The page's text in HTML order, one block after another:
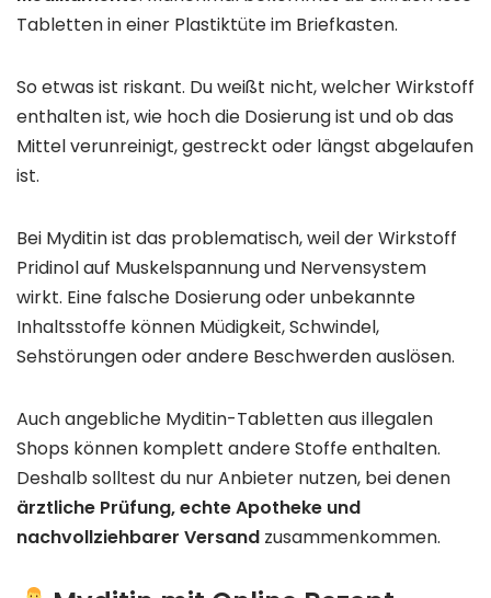
Tabletten in einer Plastiktüte im Briefkasten.
So etwas ist riskant. Du weißt nicht, welcher Wirkstoff
enthalten ist, wie hoch die Dosierung ist und ob das
Mittel verunreinigt, gestreckt oder längst abgelaufen
ist.
Bei Myditin ist das problematisch, weil der Wirkstoff
Pridinol auf Muskelspannung und Nervensystem
wirkt. Eine falsche Dosierung oder unbekannte
Inhaltsstoffe können Müdigkeit, Schwindel,
Sehstörungen oder andere Beschwerden auslösen.
Auch angebliche Myditin-Tabletten aus illegalen
Shops können komplett andere Stoffe enthalten.
Deshalb solltest du nur Anbieter nutzen, bei denen
ärztliche Prüfung, echte Apotheke und
nachvollziehbarer Versand zusammenkommen.